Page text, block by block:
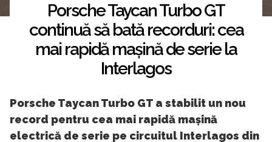
Porsche Taycan Turbo GT
continuă să bată recorduri: cea
mai rapidă mașină de serie la
Interlagos
Porsche Taycan Turbo GT a stabilit un nou
record pentru cea mai rapidă mașină
electrică de serie pe circuitul Interlagos din